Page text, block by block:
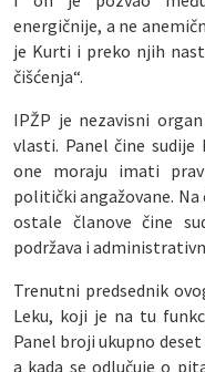
energičnije, a ne
je Kurti i preko njih
čišćenja“.
IPŽP je nezavisni
vlasti. Panel čine sudije
one moraju imati
politički angažovane.
ostale članove čine
podržava i
Trenutni predsednik
Leku, koji je na tu
Panel broji ukupno
a kada se odlučuje o